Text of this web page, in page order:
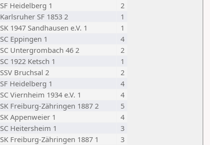
SF Heidelberg 1
2
Karlsruher SF 1853 2
1
SK 1947 Sandhausen e.V. 1
1
SC Eppingen 1
4
SC Untergrombach 46 2
2
SC 1922 Ketsch 1
1
SSV Bruchsal 2
2
SF Heidelberg 1
4
SC Viernheim 1934 e.V. 1
4
SK Freiburg-Zähringen 1887 2
5
SK Appenweier 1
4
SC Heitersheim 1
3
SK Freiburg-Zähringen 1887 1
3